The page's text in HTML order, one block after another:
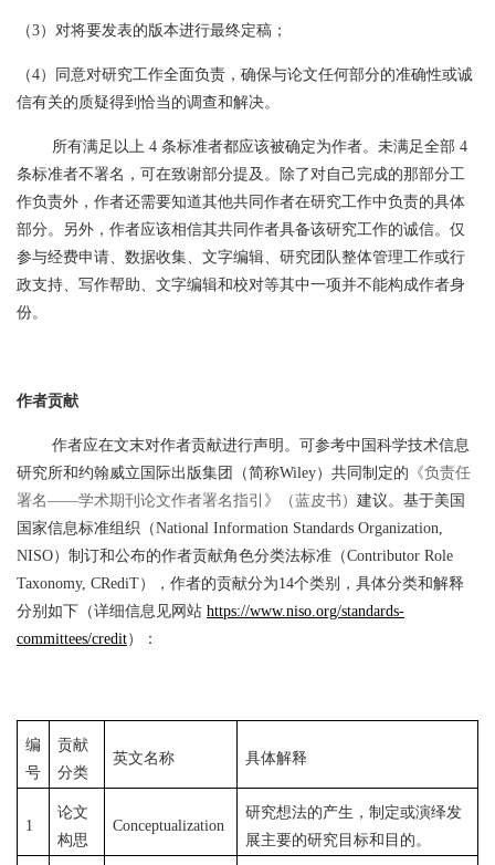
（3）对将要发表的版本进行最终定稿；
（4）同意对研究工作全面负责，确保与论文任何部分的准确性或诚
信有关的质疑得到恰当的调查和解决。
所有满足以上 4 条标准者都应该被确定为作者。未满足全部 4
条标准者不署名，可在致谢部分提及。除了对自己完成的那部分工
作负责外，作者还需要知道其他共同作者在研究工作中负责的具体
部分。另外，作者应该相信其共同作者具备该研究工作的诚信。仅
参与经费申请、数据收集、文字编辑、研究团队整体管理工作或行
政支持、写作帮助、文字编辑和校对等其中一项并不能构成作者身
份。
作者贡献
作者应在文末对作者贡献进行声明。可参考中国科学技术信息
研究所和约翰威立国际出版集团（简称Wiley）共同制定的 《负责任
署名——学术期刊论文作者署名指引》（蓝皮书） 建议。 基于美国
国家信息标准组织（National Information Standards Organization,
NISO）制订和公布的作者贡献角色分类法标准（Contributor Role
Taxonomy, CRediT），作者的贡献分为14个类别，具体分类和解释
分别如下（详细信息见网站 https://www.niso.org/standards-
committees/credit）：
编
号
贡献
分类
英文名称 具体解释
1
论文
构思
Conceptualization
研究想法的产生，制定或演绎发
展主要的研究目标和目的。